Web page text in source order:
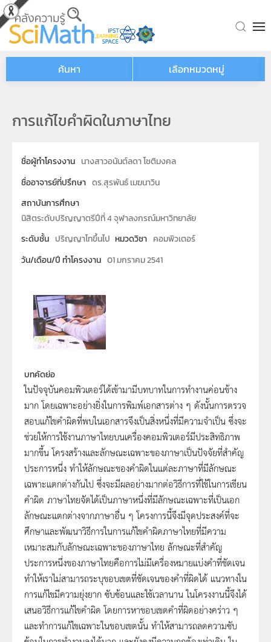
Skip to main content
ค้นหา เลือกหมวดหมู่
การแก้ไขคำผิดในภาษาไทย
ชื่อผู้ทำโครงงาน นางสาวอนันต์ลดา โชติมงคล
ชื่ออาจารย์ที่ปรึกษา ดร.สุรพันธ์ เมฆนาวิน
สถาบันการศึกษา
นิสิตระดับปริญญาตรีปีที่ 4 จุฬาลงกรณ์มหาวิทยาลัย
ระดับชั้น ปริญญาโทขึ้นไป หมวดวิชา คอมพิวเตอร์
วัน/เดือน/ปี ทำโครงงาน 01 มกราคม 2541
บทคัดย่อ
ในปัจจุบันคอมพิวเตอร์ได้เข้ามามีบทบาทในการทำงานค่อนข้าง
มาก โดยเฉพาะอย่างยิ่งในการพิมพ์เอกสารต่าง ๆ ดังนั้นการตรวจ
สอบแก้ไขคำผิดที่พบในเอกสารจึงเป็นสิ่งหนึ่งที่มีความจำเป็น ซึ่งจะ
ช่วยให้การใช้งานภาษาไทยบนเครื่องคอมพิวเตอร์มีประสิทธิภาพ
มากขึ้น โครงสร้างและลักษณะเฉพาะของภาษาเป็นปัจจัยที่สำคัญ
ประการหนึ่ง ทำให้ลักษณะของคำผิดในแต่ละภาษาที่มีลักษณะ
เฉพาะแตกต่างกันไป ซึ่งจะมีผลอย่างมากต่อวิธีการที่ใช้ในการเขียน
คำผิด ภาษาไทยจัดได้เป็นภาษาหนึ่งที่มีลักษณะเฉพาะที่เป็นเอก
ลักษณะแตกต่างจากภาษาอื่น ๆ โครงการนี้จึงมีจุดประสงค์ที่จะ
ศึกษาและพัฒนาวิธีการในการแก้ไขคำผิดภาษาไทยที่มีความ
เหมาะสมกับลักษณะเฉพาะของภาษาไทย ลักษณะที่สำคัญ
ประการหนึ่งของภาษาไทยคือการไม่มีเครื่องหมายแบ่งคำที่ชัดเจน
ทำให้เราไม่สามารถระบุขอบเขตที่ชัดเจนของคำที่ผิดได้ แนวทางใน
การแก้ไขมีความยุ่งยาก ซับซ้อนและใช้เวลานาน ในโครงงานนี้จึงได้
เสนอวิธีการแก้ไขคำผิด โดยการหาขอบเขตคำที่ผิดอย่างคร่าว ๆ
และทำการแก้ไขเฉพาะในขอบเขตนั้น ทำให้สามารถลดความซับ